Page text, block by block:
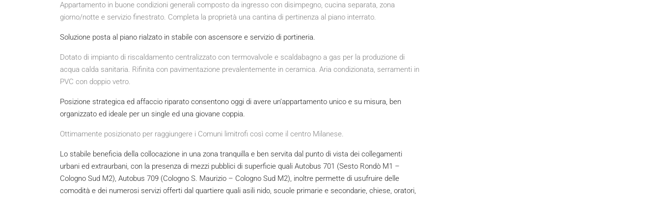
Appartamento in buone condizioni generali composto da ingresso con disimpegno, cucina separata, zona
giorno/notte e servizio finestrato. Completa la proprietà una cantina di pertinenza al piano interrato.
Soluzione posta al piano rialzato in stabile con ascensore e servizio di portineria.
Dotato di impianto di riscaldamento centralizzato con termovalvole e scaldabagno a gas per la produzione di
acqua calda sanitaria. Rifinita con pavimentazione prevalentemente in ceramica. Aria condizionata, serramenti in
PVC con doppio vetro.
Posizione strategica ed affaccio riparato consentono oggi di avere un’appartamento unico e su misura, ben
organizzato ed ideale per un single ed una giovane coppia.
Ottimamente posizionato per raggiungere i Comuni limitrofi così come il centro Milanese.
Lo stabile beneficia della collocazione in una zona tranquilla e ben servita dal punto di vista dei collegamenti
urbani ed extraurbani, con la presenza di mezzi pubblici di superficie quali Autobus 701 (Sesto Rondò M1 –
Cologno Sud M2), Autobus 709 (Cologno S. Maurizio – Cologno Sud M2), inoltre permette di usufruire delle
comodità e dei numerosi servizi offerti dal quartiere quali asili nido, scuole primarie e secondarie, chiese, oratori,